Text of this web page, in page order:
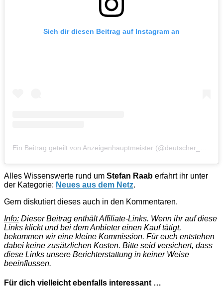
Sieh dir diesen Beitrag auf Instagram an
Alles Wissenswerte rund um Stefan Raab erfahrt ihr unter
der Kategorie: Neues aus dem Netz.
Gern diskutiert dieses auch in den Kommentaren.
Info: Dieser Beitrag enthält Affiliate-Links. Wenn ihr auf diese
Links klickt und bei dem Anbieter einen Kauf tätigt,
bekommen wir eine kleine Kommission. Für euch entstehen
dabei keine zusätzlichen Kosten. Bitte seid versichert, dass
diese Links unsere Berichterstattung in keiner Weise
beeinflussen.
Für dich vielleicht ebenfalls interessant …